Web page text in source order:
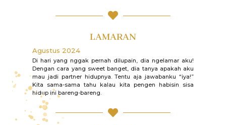
LAMARAN
Agustus 2024
Di hari yang nggak pernah dilupain, dia ngelamar aku!
Dengan cara yang sweet banget, dia tanya apakah aku
mau jadi partner hidupnya. Tentu aja jawabanku “iya!”
Kita sama-sama tahu kalau kita pengen habisin sisa
hidup ini bareng-bareng.